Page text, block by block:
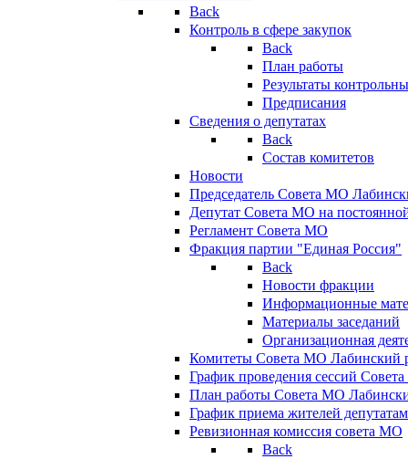
Back
Контроль в сфере закупок
Back
План работы
Результаты
Предписания
Сведения о депутатах
Back
Состав комитетов
Новости
Председатель Совета МО
Депутат Совета МО на
Регламент Совета МО
Фракция партии "Единая Россия"
Back
Новости фракции
Информационные
Материалы заседаний
Организационная
Комитеты Совета МО Лабинский
График проведения сессий
План работы Совета МО
График приема жителей
Ревизионная комиссия совета МО
Back